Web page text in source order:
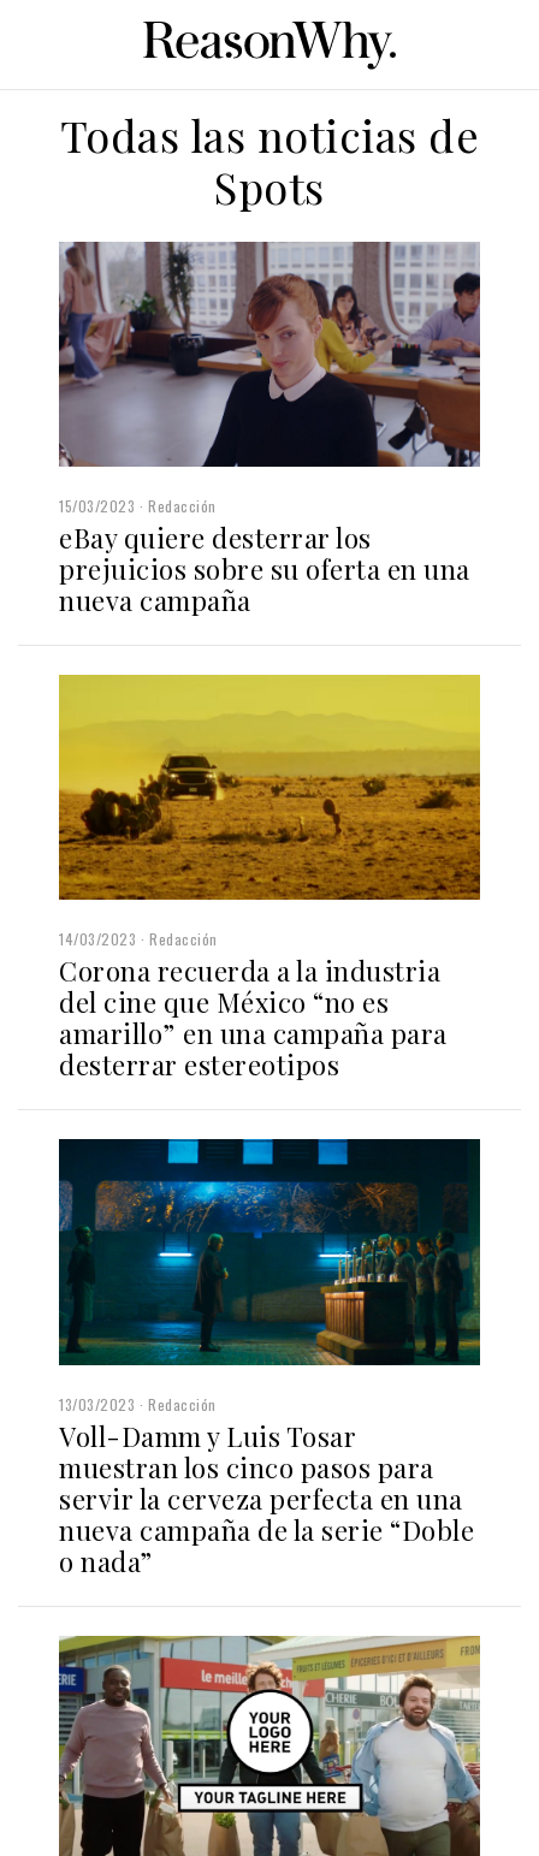
Todas las noticias de
Spots
15/03/2023 Redacción
eBay quiere desterrar los
prejuicios sobre su oferta en una
nueva campaña
14/03/2023 Redacción
Corona recuerda a la industria
del cine que México “no es
amarillo” en una campaña para
desterrar estereotipos
13/03/2023 Redacción
Voll-Damm y Luis Tosar
muestran los cinco pasos para
servir la cerveza perfecta en una
nueva campaña de la serie “Doble
o nada”